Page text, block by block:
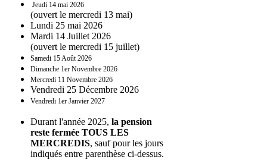
Jeudi 14 mai 2026
(ouvert le mercredi 13 mai)
Lundi 25 mai 2026
Mardi 14 Juillet 2026
(ouvert le mercredi 15 juillet)
Samedi 15 Août 2026
Dimanche 1er Novembre 2026
Mercredi 11 Novembre 2026
Vendredi 25 Décembre 2026
Vendredi 1er Janvier 2027
Durant l'année 2025, la pension
reste fermée TOUS LES
MERCREDIS, sauf pour les jours
indiqués entre parenthèse ci-dessus.